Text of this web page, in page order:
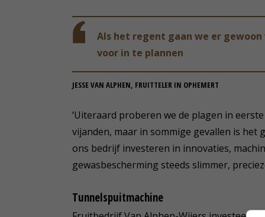
Als het regent gaan we er
voor in te plannen
JESSE VAN ALPHEN, FRUITTELER IN OPHEMERT
‘Uiteraard proberen we de plagen in
vijanden, maar in sommige gevallen is
ons bedrijf investeren in innovaties,
gewasbescherming steeds slimmer,
Tunnelspuitmachine